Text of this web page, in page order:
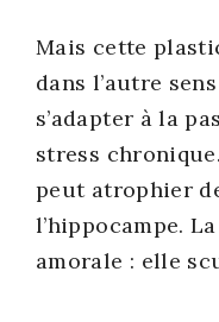
Mais cette
dans l’autre
s’adapter à la
stress
peut atro­phier
l’hippocampe.
amo­rale : elle